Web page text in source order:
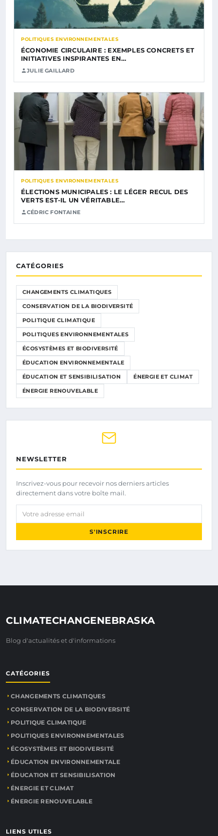
POLITIQUES ENVIRONNEMENTALES
ÉCONOMIE CIRCULAIRE : EXEMPLES CONCRETS ET
INITIATIVES INSPIRANTES EN…
JULIE GAILLARD
POLITIQUES ENVIRONNEMENTALES
ÉLECTIONS MUNICIPALES : LE LÉGER RECUL DES
VERTS EST-IL UN VÉRITABLE…
CÉDRIC FONTAINE
CATÉGORIES
CHANGEMENTS CLIMATIQUES
CONSERVATION DE LA BIODIVERSITÉ
POLITIQUE CLIMATIQUE
POLITIQUES ENVIRONNEMENTALES
ÉCOSYSTÈMES ET BIODIVERSITÉ
ÉDUCATION ENVIRONNEMENTALE
ÉDUCATION ET SENSIBILISATION ÉNERGIE ET CLIMAT
ÉNERGIE RENOUVELABLE
NEWSLETTER
Inscrivez-vous pour recevoir nos derniers articles
directement dans votre boîte mail.
Votre adresse email
S'INSCRIRE
CLIMATECHANGENEBRASKA
Blog d'actualités et d'informations
CATÉGORIES
CHANGEMENTS CLIMATIQUES
CONSERVATION DE LA BIODIVERSITÉ
POLITIQUE CLIMATIQUE
POLITIQUES ENVIRONNEMENTALES
ÉCOSYSTÈMES ET BIODIVERSITÉ
ÉDUCATION ENVIRONNEMENTALE
ÉDUCATION ET SENSIBILISATION
ÉNERGIE ET CLIMAT
ÉNERGIE RENOUVELABLE
LIENS UTILES